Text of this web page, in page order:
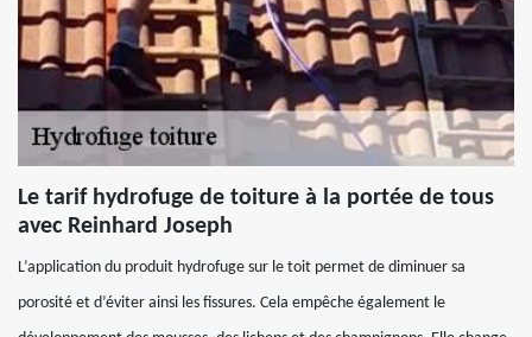
Le tarif hydrofuge de toiture à la portée de tous
avec Reinhard Joseph
L’application du produit hydrofuge sur le toit permet de diminuer sa
porosité et d’éviter ainsi les fissures. Cela empêche également le